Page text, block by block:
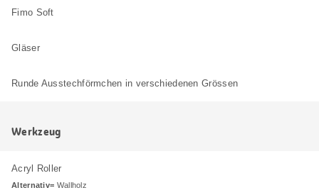
Fimo Soft
Gläser
Runde Ausstechförmchen in verschiedenen Grössen
Werkzeug
Acryl Roller
Alternativ= Wallholz